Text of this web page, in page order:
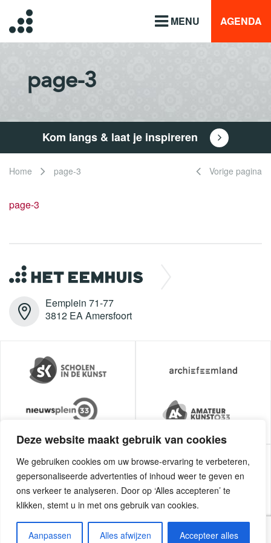
Deze website maakt gebruik van cookies
We gebruiken cookies om uw browse-ervaring te verbeteren,
gepersonaliseerde advertenties of inhoud weer te geven en
ons verkeer te analyseren. Door op ‘Alles accepteren’ te
klikken, stemt u in met ons gebruik van cookies.
Aanpassen Alles afwijzen Accepteer alles
MENU AGENDA
page-3
Kom langs & laat je inspireren
Home page-3 Vorige pagina
page-3
Eemplein 71-77
3812 EA Amersfoort